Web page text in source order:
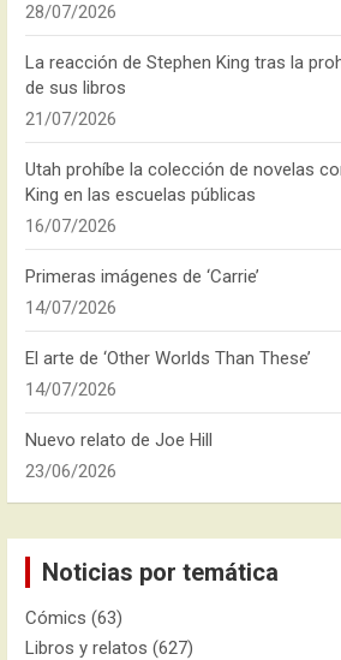
28/07/2026
La reacción de Stephen King tras la
de sus libros
21/07/2026
Utah prohíbe la colección de novelas
King en las escuelas públicas
16/07/2026
Primeras imágenes de ‘Carrie’
14/07/2026
El arte de ‘Other Worlds Than These’
14/07/2026
Nuevo relato de Joe Hill
23/06/2026
Noticias por temática
Cómics (63)
Libros y relatos (627)